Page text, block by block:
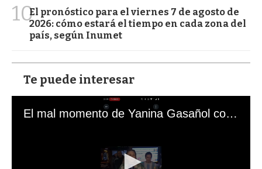
10El pronóstico para el viernes 7 de agosto de
2026: cómo estará el tiempo en cada zona del
país, según Inumet
Te puede interesar
El mal momento de Yanina Gasañol con un hincha argentino en "Subrayado"